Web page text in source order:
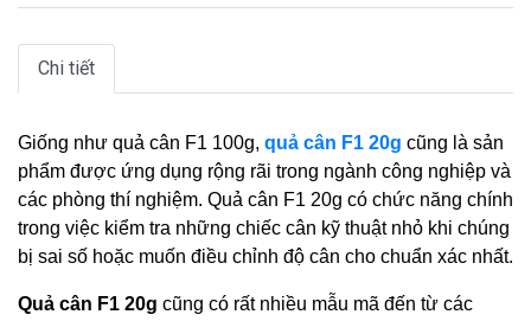
Chi tiết
Giống như quả cân F1 100g, quả cân F1 20g cũng là sản
phẩm được ứng dụng rộng rãi trong ngành công nghiệp và
các phòng thí nghiệm. Quả cân F1 20g có chức năng chính
trong việc kiểm tra những chiếc cân kỹ thuật nhỏ khi chúng
bị sai số hoặc muốn điều chỉnh độ cân cho chuẩn xác nhất.
Quả cân F1 20g cũng có rất nhiều mẫu mã đến từ các